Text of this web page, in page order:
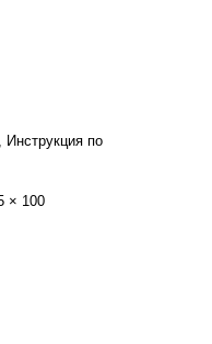
Инструкция по
× 100